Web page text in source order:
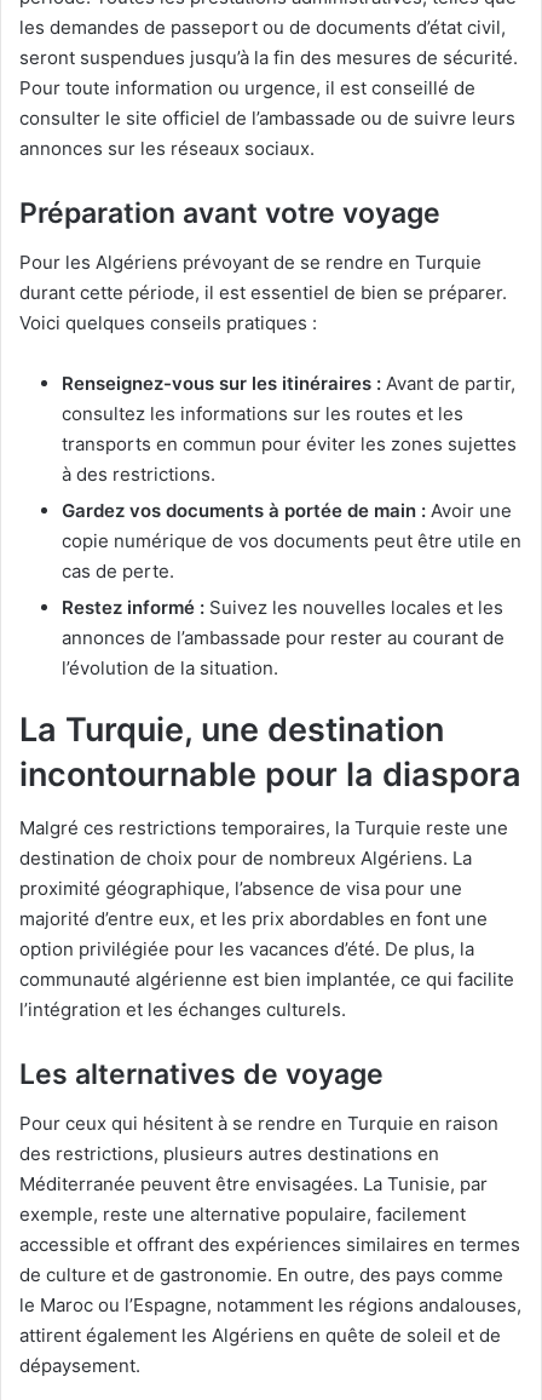
les demandes de passeport ou de documents d’état civil,
seront suspendues jusqu’à la fin des mesures de sécurité.
Pour toute information ou urgence, il est conseillé de
consulter le site officiel de l’ambassade ou de suivre leurs
annonces sur les réseaux sociaux.
Préparation avant votre voyage
Pour les Algériens prévoyant de se rendre en Turquie
durant cette période, il est essentiel de bien se préparer.
Voici quelques conseils pratiques :
Renseignez-vous sur les itinéraires : Avant de partir,
consultez les informations sur les routes et les
transports en commun pour éviter les zones sujettes
à des restrictions.
Gardez vos documents à portée de main : Avoir une
copie numérique de vos documents peut être utile en
cas de perte.
Restez informé : Suivez les nouvelles locales et les
annonces de l’ambassade pour rester au courant de
l’évolution de la situation.
La Turquie, une destination
incontournable pour la diaspora
Malgré ces restrictions temporaires, la Turquie reste une
destination de choix pour de nombreux Algériens. La
proximité géographique, l’absence de visa pour une
majorité d’entre eux, et les prix abordables en font une
option privilégiée pour les vacances d’été. De plus, la
communauté algérienne est bien implantée, ce qui facilite
l’intégration et les échanges culturels.
Les alternatives de voyage
Pour ceux qui hésitent à se rendre en Turquie en raison
des restrictions, plusieurs autres destinations en
Méditerranée peuvent être envisagées. La Tunisie, par
exemple, reste une alternative populaire, facilement
accessible et offrant des expériences similaires en termes
de culture et de gastronomie. En outre, des pays comme
le Maroc ou l’Espagne, notamment les régions andalouses,
attirent également les Algériens en quête de soleil et de
dépaysement.